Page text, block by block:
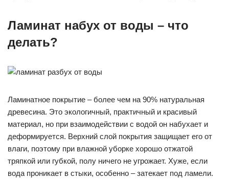
Ламинат набух от воды – что
делать?
Ламинатное покрытие – более чем на 90% натуральная
древесина. Это экологичный, практичный и красивый
материал, но при взаимодействии с водой он набухает и
деформируется. Верхний слой покрытия защищает его от
влаги, поэтому при влажной уборке хорошо отжатой
тряпкой или губкой, полу ничего не угрожает. Хуже, если
вода проникает в стыки, особенно – затекает под ламели.